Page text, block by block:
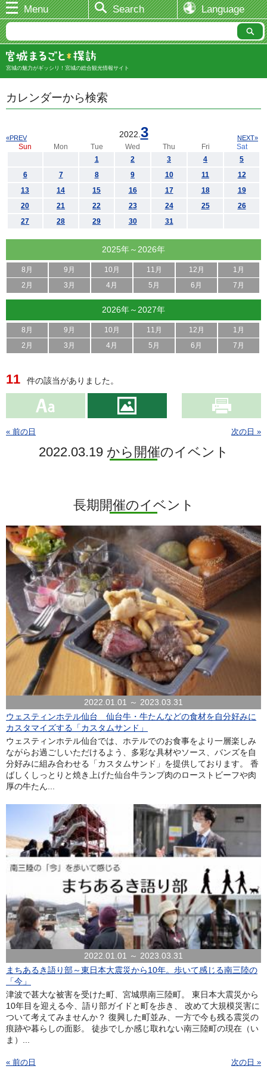
Menu Search Language
宮城の魅力がギッシリ！宮城の総合観光情報サイト
カレンダーから検索
2022. 3
«PREV NEXT»
Sun Mon Tue Wed Thu Fri
Sat
1
2 3 4
5
6
7 8 9 10 11
12
13
14 15 16 17 18
19
20
21 22 23 24 25
26
27
28 29 30 31
2025年～2026年
8月 9月 10月 11月 12月
1月
2月
3月 4月 5月 6月 7月
2026年～2027年
8月 9月 10月 11月 12月
1月
2月
3月 4月 5月 6月 7月
11 件の該当がありました。
« 前の日 次の日 »
2022.03.19 から開催のイベント
長期開催のイベント
2022.01.01 ～ 2023.03.31
ウェスティンホテル仙台 仙台牛・牛たんなどの食材を自分好みに
カスタマイズする「カスタムサンド」
ウェスティンホテル仙台では、ホテルでのお食事をより一層楽しみ
ながらお過ごしいただけるよう、多彩な具材やソース、バンズを自
分好みに組み合わせる「カスタムサンド」を提供しております。 香
ばしくしっとりと焼き上げた仙台牛ランプ肉のローストビーフや肉
厚の牛たん...
2022.01.01 ～ 2023.03.31
まちあるき語り部～東日本大震災から10年。歩いて感じる南三陸の
「今」
津波で甚大な被害を受けた町、宮城県南三陸町。 東日本大震災から
10年目を迎える今、語り部ガイドと町を歩き、 改めて大規模災害に
ついて考えてみませんか？ 復興した町並み、一方で今も残る震災の
痕跡や暮らしの面影。 徒歩でしか感じ取れない南三陸町の現在（い
ま）...
« 前の日 次の日 »